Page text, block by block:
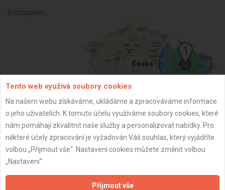
Dostupnost:
ZPĚT
Tento web využívá soubory cookies
Na našem webu získáváme, ukládáme a zpracováváme informace
o jeho uživatelích. K tomuto účelu využíváme soubory cookies, které
nám pomáhají zkvalitnit naše služby a personalizovat nabídky. Pro
některé účely zpracování je vyžadován Váš souhlas, který vyjádříte
volbou „Přijmout vše“. Nastavení cookies můžete změnit volbou
„Nastavení“.
Přijmout vše